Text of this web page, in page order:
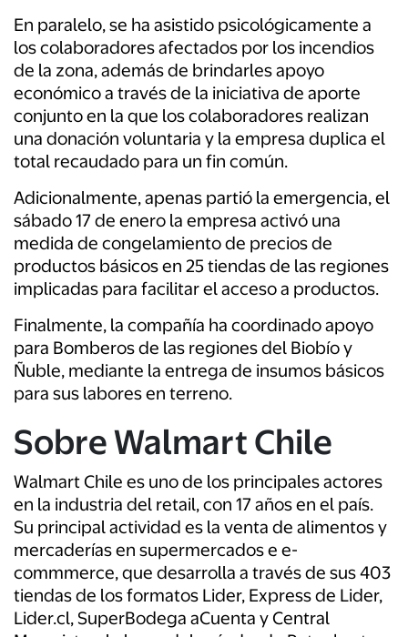
En paralelo, se ha asistido psicológicamente a
los colaboradores afectados por los incendios
de la zona, además de brindarles apoyo
económico a través de la iniciativa de aporte
conjunto en la que los colaboradores realizan
una donación voluntaria y la empresa duplica el
total recaudado para un fin común.
Adicionalmente, apenas partió la emergencia, el
sábado 17 de enero la empresa activó una
medida de congelamiento de precios de
productos básicos en 25 tiendas de las regiones
implicadas para facilitar el acceso a productos.
Finalmente, la compañía ha coordinado apoyo
para Bomberos de las regiones del Biobío y
Ñuble, mediante la entrega de insumos básicos
para sus labores en terreno.
Sobre Walmart Chile
Walmart Chile es uno de los principales actores
en la industria del retail, con 17 años en el país.
Su principal actividad es la venta de alimentos y
mercaderías en supermercados e e-
commmerce, que desarrolla a través de sus 403
tiendas de los formatos Lider, Express de Lider,
Lider.cl, SuperBodega aCuenta y Central